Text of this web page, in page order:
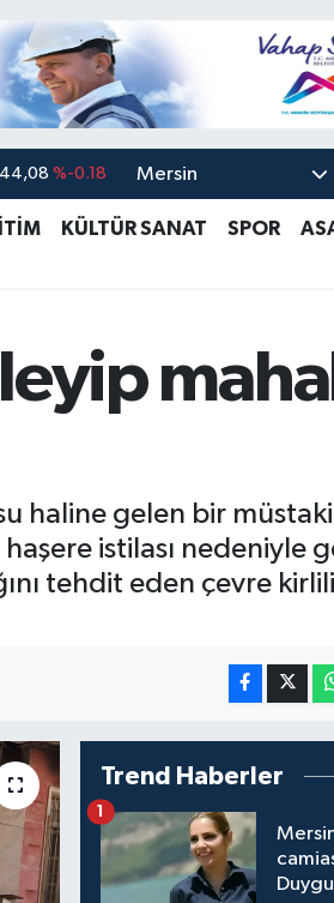
%0.18
%0.32
%-14
%-0.18
Mersin
KÜLTÜR SANAT SPOR
haline gelen bir
istilası nedeniyle
tehdit eden çevre
Trend Haberler
1